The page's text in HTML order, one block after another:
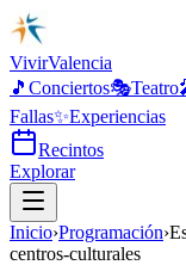
VivirValencia
🎵 Conciertos🎭Teatro
Fallas✨Experiencias
Recintos
Explorar
Inicio›Programación›
centros-culturales